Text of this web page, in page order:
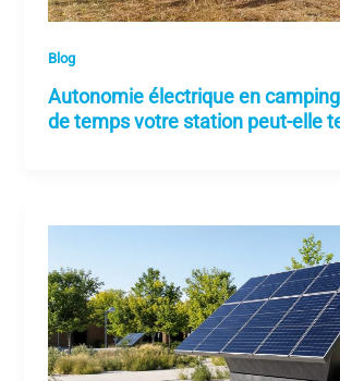
Blog
Autonomie électrique en
de temps votre station peut-elle